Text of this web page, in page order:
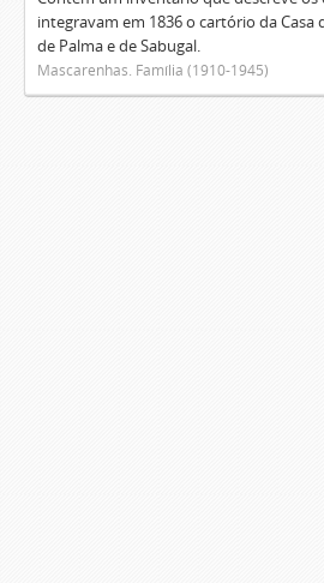
integravam em 1836 o cartório da Casa
de Palma e de Sabugal.
Mascarenhas. Família (1910-1945)